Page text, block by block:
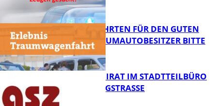
FB News
FB News
SPENDENFAHRTEN FÜR DEN GUTEN
ZWECK – TRAUMAUTOBESITZER BITTE
MELDEN!
SENIORENBEIRAT IM STADTTEILBÜRO
IN DER KÖNIGSTRASSE